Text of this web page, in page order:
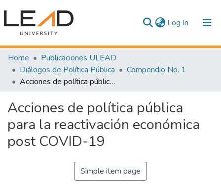
Log In (current)
Communities & Collections
All of DSpace
Home
Publicaciones ULEAD
Diálogos de Política Pública
Compendio No. 1
Acciones de política pública para la reactivación económica post COVID-19
Acciones de política pública
para la reactivación económica
post COVID-19
Simple item page